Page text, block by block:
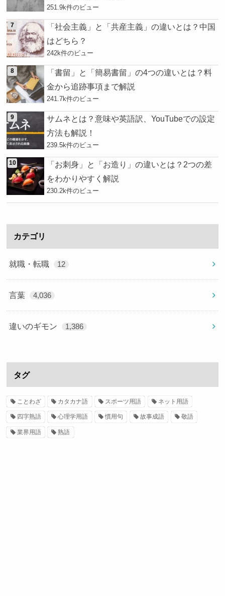
251.9k件のビュー
「社会主義」と「共産主義」の違いとは？中国
はどちら？
242k件のビュー
「書留」と「簡易書留」の4つの違いとは？料
金から追跡事項まで解説
241.7k件のビュー
サムネとは？意味や英語訳、YouTubeでの設定
方法も解説！
239.5k件のビュー
「お刺身」と「お造り」の違いとは？2つの差
をわかりやすく解説
230.2k件のビュー
カテゴリ
就職・転職 12
言葉 4,036
違いのギモン 1,386
タグ
ことわざ カタカナ語 スポーツ用語 ネット用語
四字熟語 心理学用語 慣用句 故事成語 敬語
業界用語 熟語